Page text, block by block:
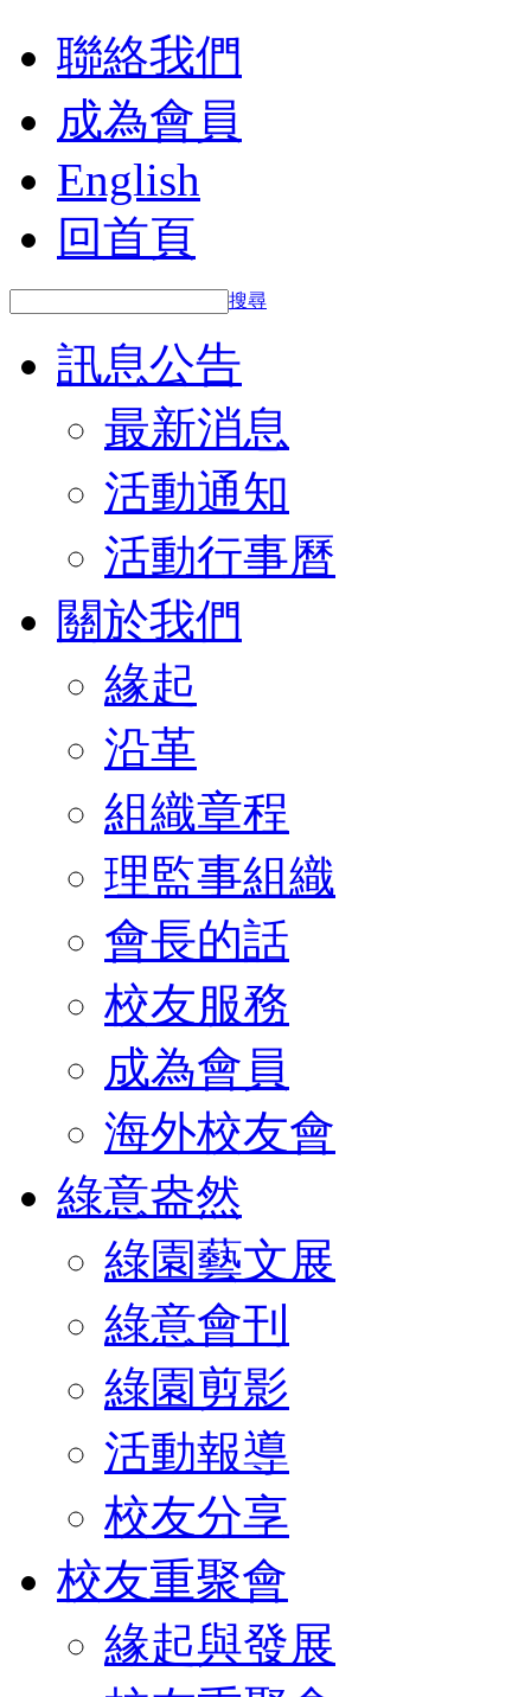
聯絡我們
成為會員
English
回首頁
搜尋
訊息公告
最新消息
活動通知
活動行事曆
關於我們
緣起
沿革
組織章程
理監事組織
會長的話
校友服務
成為會員
海外校友會
綠意盎然
綠園藝文展
綠意會刊
綠園剪影
活動報導
校友分享
校友重聚會
緣起與發展